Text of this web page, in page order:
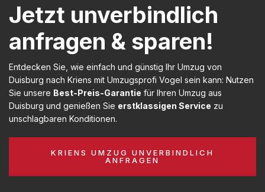
Jetzt unverbindlich
anfragen & sparen!
Entdecken Sie, wie einfach und günstig Ihr Umzug von
Duisburg nach Kriens mit Umzugsprofi Vogel sein kann: Nutzen
Sie unsere Best-Preis-Garantie für Ihren Umzug aus
Duisburg und genießen Sie erstklassigen Service zu
unschlagbaren Konditionen.
KRIENS UMZUG UNVERBINDLICH
ANFRAGEN